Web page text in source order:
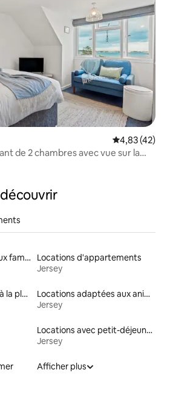
Évaluation
4,83 (42)
de 2 chambres avec vue sur la
Locations adaptées aux familles
Locations d'appartements
Jersey
Locations avec accès à la plage
Locations adaptées aux animaux
Jersey
Locations avec petit-déjeuner
Jersey
Afficher plus